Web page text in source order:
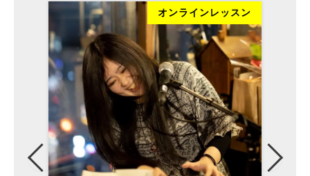
オンラインレッスン